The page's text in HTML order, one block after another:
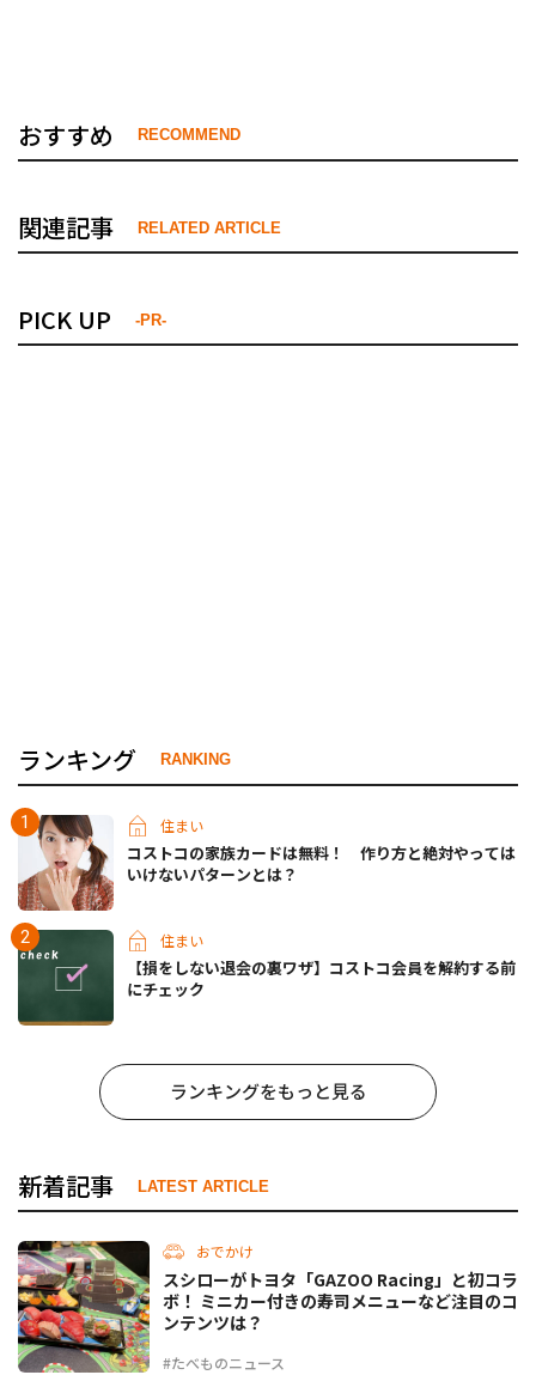
おすすめ RECOMMEND
関連記事 RELATED ARTICLE
PICK UP -PR-
ランキング RANKING
住まい
コストコの家族カードは無料！ 作り方と絶対やっては
いけないパターンとは？
住まい
【損をしない退会の裏ワザ】コストコ会員を解約する前
にチェック
ランキングをもっと見る
新着記事 LATEST ARTICLE
おでかけ
#たべものニュース
スシローがトヨタ「GAZOO Racing」と初コラ
ボ！ ミニカー付きの寿司メニューなど注目のコ
ンテンツは？